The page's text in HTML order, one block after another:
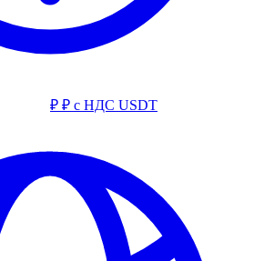
₽ ₽ с НДС USDT